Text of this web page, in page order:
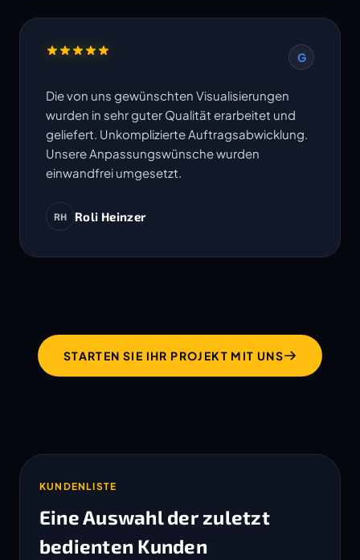
G
Die von uns gewünschten Visualisierungen
wurden in sehr guter Qualität erarbeitet und
geliefert. Unkomplizierte Auftragsabwicklung.
Unsere Anpassungswünsche wurden
einwandfrei umgesetzt.
RH Roli Heinzer
STARTEN SIE IHR PROJEKT MIT UNS
KUNDENLISTE
Eine Auswahl der zuletzt
bedienten Kunden